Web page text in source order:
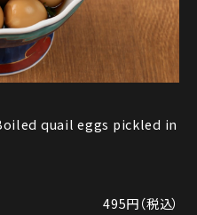
Boiled quail eggs pickled in
495円（税込）